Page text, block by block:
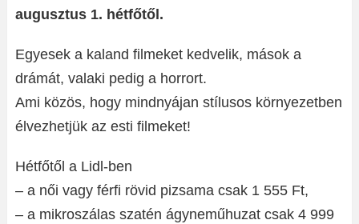
augusztus 1. hétfőtől.
Egyesek a kaland filmeket kedvelik, mások a
drámát, valaki pedig a horrort.
Ami közös, hogy mindnyájan stílusos környezetben
élvezhetjük az esti filmeket!
Hétfőtől a Lidl-ben
– a női vagy férfi rövid pizsama csak 1 555 Ft,
– a mikroszálas szatén ágyneműhuzat csak 4 999